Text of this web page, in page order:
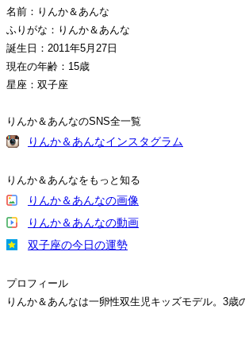
名前：りんか＆あんな
ふりがな：りんか＆あんな
誕生日：2011年5月27日
現在の年齢：15歳
星座：双子座
りんか＆あんなのSNS全一覧
りんか＆あんなインスタグラム
りんか＆あんなをもっと知る
りんか＆あんなの画像
りんか＆あんなの動画
双子座の今日の運勢
プロフィール
りんか＆あんなは一卵性双生児キッズモデル。3